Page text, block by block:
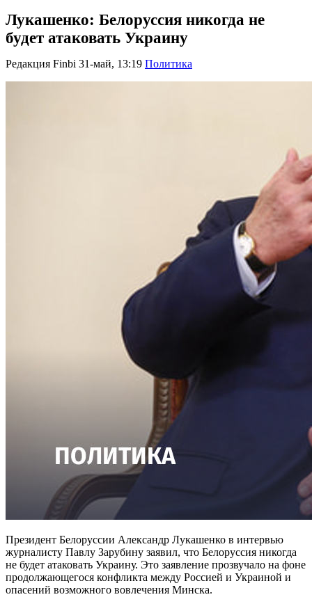
Лукашенко: Белоруссия никогда не
будет атаковать Украину
Редакция Finbi 31-май, 13:19 Политика
Президент Белоруссии Александр Лукашенко в интервью
журналисту Павлу Зарубину заявил, что Белоруссия никогда
не будет атаковать Украину. Это заявление прозвучало на фоне
продолжающегося конфликта между Россией и Украиной и
опасений возможного вовлечения Минска.